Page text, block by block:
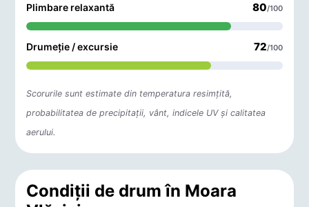
Plimbare relaxantă 80/100
Drumeție / excursie 72/100
Scorurile sunt estimate din temperatura resimțită,
probabilitatea de precipitații, vânt, indicele UV și calitatea
aerului.
Condiții de drum în Moara